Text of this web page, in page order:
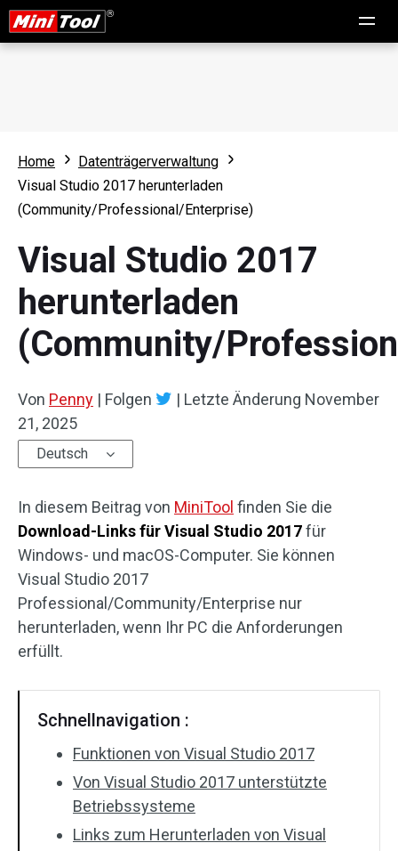
Home
Datenträgerverwaltung
Visual Studio 2017 herunterladen
(Community/Professional/Enterprise)
Visual Studio 2017
herunterladen
(Community/
Von Penny | Folgen | Letzte Änderung November
21, 2025
Deutsch
In diesem Beitrag von MiniTool finden Sie die
Download-Links für Visual Studio 2017für
Windows- und macOS-Computer. Sie können
Visual Studio 2017
Professional/Community/Enterprise nur
herunterladen, wenn Ihr PC die Anforderungen
erfüllt.
Schnellnavigation :
Funktionen von Visual Studio 2017
Von Visual Studio 2017 unterstützte
Betriebssysteme
Links zum Herunterladen von Visual